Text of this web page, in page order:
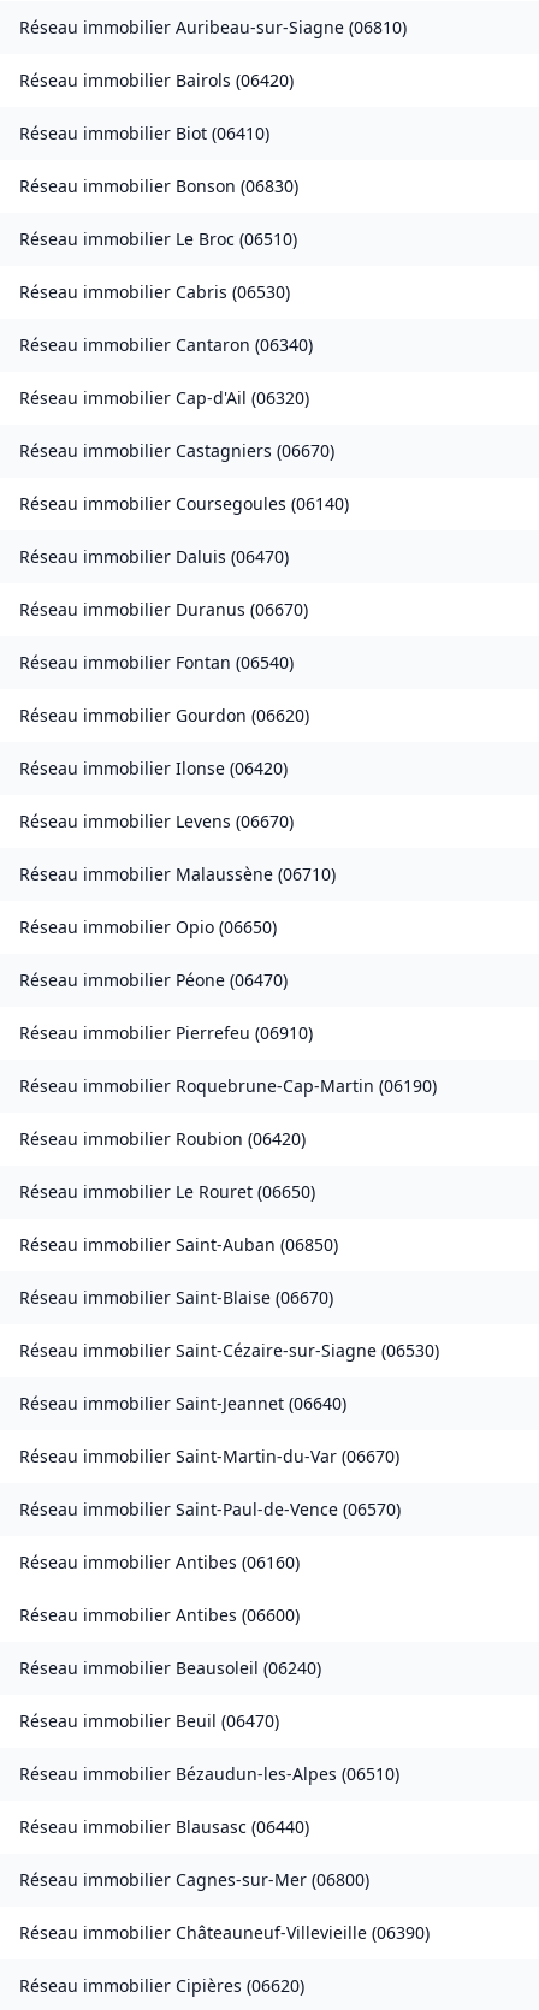
Réseau immobilier Auribeau-sur-Siagne (06810)
Réseau immobilier Bairols (06420)
Réseau immobilier Biot (06410)
Réseau immobilier Bonson (06830)
Réseau immobilier Le Broc (06510)
Réseau immobilier Cabris (06530)
Réseau immobilier Cantaron (06340)
Réseau immobilier Cap-d'Ail (06320)
Réseau immobilier Castagniers (06670)
Réseau immobilier Coursegoules (06140)
Réseau immobilier Daluis (06470)
Réseau immobilier Duranus (06670)
Réseau immobilier Fontan (06540)
Réseau immobilier Gourdon (06620)
Réseau immobilier Ilonse (06420)
Réseau immobilier Levens (06670)
Réseau immobilier Malaussène (06710)
Réseau immobilier Opio (06650)
Réseau immobilier Péone (06470)
Réseau immobilier Pierrefeu (06910)
Réseau immobilier Roquebrune-Cap-Martin (06190)
Réseau immobilier Roubion (06420)
Réseau immobilier Le Rouret (06650)
Réseau immobilier Saint-Auban (06850)
Réseau immobilier Saint-Blaise (06670)
Réseau immobilier Saint-Cézaire-sur-Siagne (06530)
Réseau immobilier Saint-Jeannet (06640)
Réseau immobilier Saint-Martin-du-Var (06670)
Réseau immobilier Saint-Paul-de-Vence (06570)
Réseau immobilier Antibes (06160)
Réseau immobilier Antibes (06600)
Réseau immobilier Beausoleil (06240)
Réseau immobilier Beuil (06470)
Réseau immobilier Bézaudun-les-Alpes (06510)
Réseau immobilier Blausasc (06440)
Réseau immobilier Cagnes-sur-Mer (06800)
Réseau immobilier Châteauneuf-Villevieille (06390)
Réseau immobilier Cipières (06620)